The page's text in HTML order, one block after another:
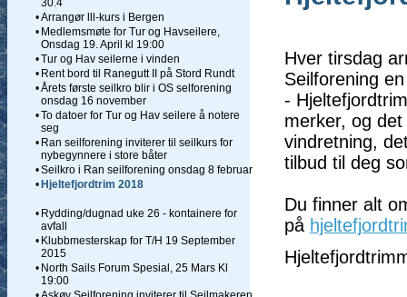
30.4
•Arrangør lll-kurs i Bergen
• Medlemsmøte for Tur og Havseilere,
Onsdag 19. April kl 19:00
•Tur og Hav seilerne i vinden
• Rent bord til Ranegutt II på Stord Rundt
•Årets første seilkro blir i OS selforening
onsdag 16 november
•To datoer for Tur og Hav seilere å notere
seg
• Ran seilforening inviterer til seilkurs for
nybegynnere i store båter
•Seilkro i Ran seilforening onsdag 8 februar
• Hjeltefjordtrim 2018
• Rydding/dugnad uke 26 - kontainere for
avfall
• Klubbmesterskap for T/H 19 September
2015
• North Sails Forum Spesial, 25 Mars Kl
19:00
Hver tirsdag
Seilforening
-
merker, og
vindretning,
tilbud til deg
Du finner alt
på